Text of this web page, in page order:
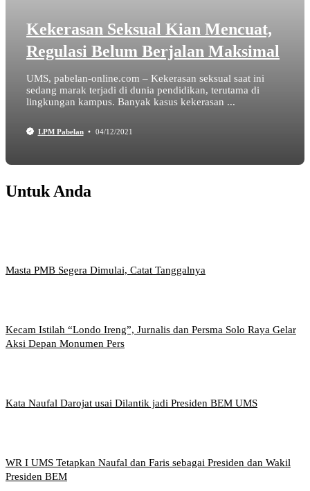
Kekerasan Seksual Kian Mencuat,
Regulasi Belum Berjalan Maksimal
UMS, pabelan-online.com – Kekerasan seksual saat ini
sedang marak terjadi di dunia pendidikan, terutama di
lingkungan kampus. Banyak kasus kekerasan ...
LPM Pabelan 04/12/2021
Untuk Anda
Masta PMB Segera Dimulai, Catat Tanggalnya
Kecam Istilah “Londo Ireng”, Jurnalis dan Persma Solo Raya Gelar
Aksi Depan Monumen Pers
Kata Naufal Darojat usai Dilantik jadi Presiden BEM UMS
WR I UMS Tetapkan Naufal dan Faris sebagai Presiden dan Wakil
Presiden BEM